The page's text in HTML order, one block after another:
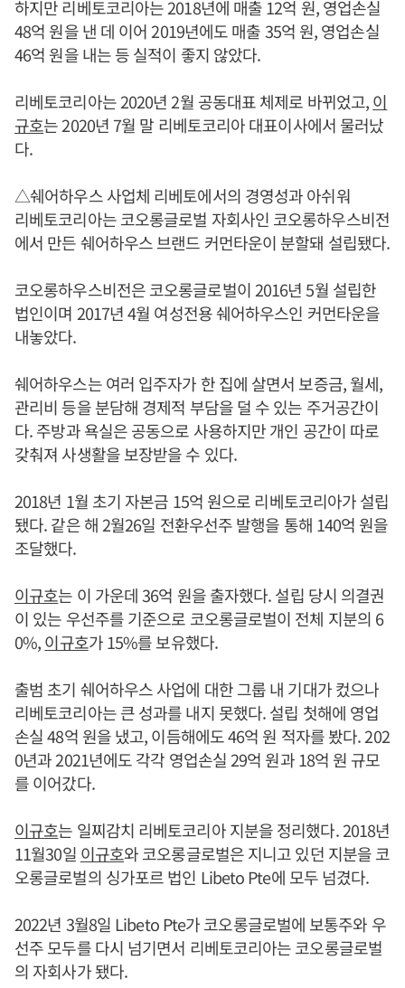
하지만 리베토코리아는 2018년에 매출 12억 원, 영업손실
48억 원을 낸 데 이어 2019년에도 매출 35억 원, 영업손실
46억 원을 내는 등 실적이 좋지 않았다.
리베토코리아는 2020년 2월 공동대표 체제로 바뀌었고,이
규호는 2020년 7월 말 리베토코리아 대표이사에서 물러났
다.
△쉐어하우스 사업체 리베토에서의 경영성과 아쉬워
리베토코리아는 코오롱글로벌 자회사인 코오롱하우스비전
에서 만든 쉐어하우스 브랜드 커먼타운이 분할돼 설립됐다.
코오롱하우스비전은 코오롱글로벌이 2016년 5월 설립한
법인이며 2017년 4월 여성전용 쉐어하우스인 커먼타운을
내놓았다.
쉐어하우스는 여러 입주자가 한 집에 살면서 보증금, 월세,
관리비 등을 분담해 경제적 부담을 덜 수 있는 주거공간이
다. 주방과 욕실은 공동으로 사용하지만 개인 공간이 따로
갖춰져 사생활을 보장받을 수 있다.
2018년 1월 초기 자본금 15억 원으로 리베토코리아가 설립
됐다. 같은 해 2월26일 전환우선주 발행을 통해 140억 원을
조달했다.
이규호는 이 가운데 36억 원을 출자했다. 설립 당시 의결권
이 있는 우선주를 기준으로 코오롱글로벌이 전체 지분의 6
0%,이규호가 15%를 보유했다.
출범 초기 쉐어하우스 사업에 대한 그룹 내 기대가 컸으나
리베토코리아는 큰 성과를 내지 못했다. 설립 첫해에 영업
손실 48억 원을 냈고, 이듬해에도 46억 원 적자를 봤다. 202
0년과 2021년에도 각각 영업손실 29억 원과 18억 원 규모
를 이어갔다.
이규호는 일찌감치 리베토코리아 지분을 정리했다. 2018년
11월30일 이규호와 코오롱글로벌은 지니고 있던 지분을 코
오롱글로벌의 싱가포르 법인 Libeto Pte에 모두 넘겼다.
2022년 3월8일 Libeto Pte가 코오롱글로벌에 보통주와 우
선주 모두를 다시 넘기면서 리베토코리아는 코오롱글로벌
의 자회사가 됐다.